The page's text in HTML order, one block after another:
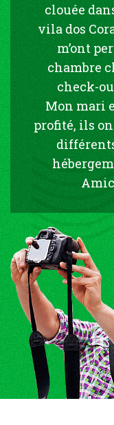
clouée
vila dos
m’ont
chambre
check-
Mon mari
profité, ils